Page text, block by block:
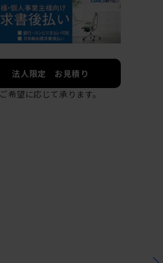
法人限定 お見積り
ご希望に応じて承ります。